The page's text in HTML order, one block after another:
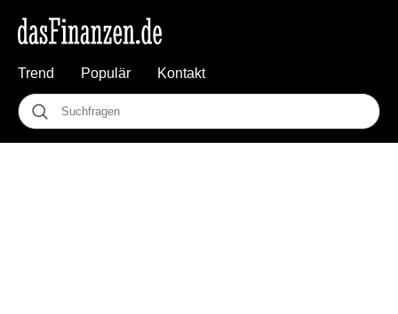
Trend Populär Kontakt